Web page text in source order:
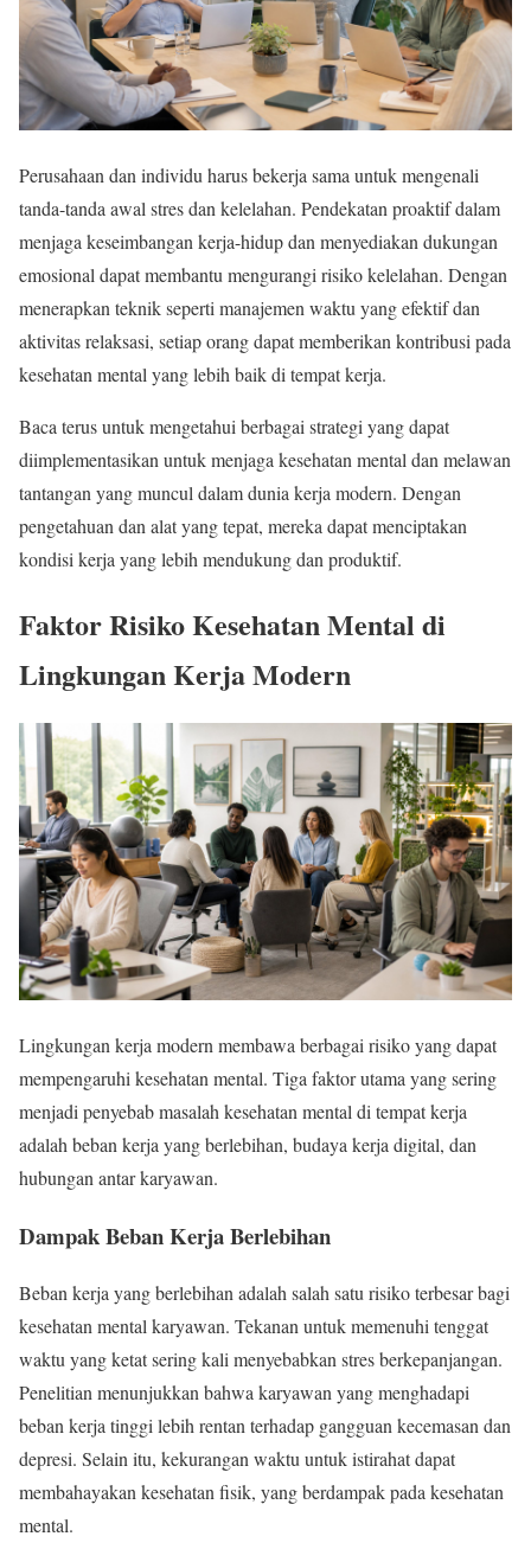
Perusahaan dan individu harus bekerja sama untuk mengenali
tanda-tanda awal stres dan kelelahan. Pendekatan proaktif dalam
menjaga keseimbangan kerja-hidup dan menyediakan dukungan
emosional dapat membantu mengurangi risiko kelelahan. Dengan
menerapkan teknik seperti manajemen waktu yang efektif dan
aktivitas relaksasi, setiap orang dapat memberikan kontribusi pada
kesehatan mental yang lebih baik di tempat kerja.
Baca terus untuk mengetahui berbagai strategi yang dapat
diimplementasikan untuk menjaga kesehatan mental dan melawan
tantangan yang muncul dalam dunia kerja modern. Dengan
pengetahuan dan alat yang tepat, mereka dapat menciptakan
kondisi kerja yang lebih mendukung dan produktif.
Faktor Risiko Kesehatan Mental di
Lingkungan Kerja Modern
Lingkungan kerja modern membawa berbagai risiko yang dapat
mempengaruhi kesehatan mental. Tiga faktor utama yang sering
menjadi penyebab masalah kesehatan mental di tempat kerja
adalah beban kerja yang berlebihan, budaya kerja digital, dan
hubungan antar karyawan.
Dampak Beban Kerja Berlebihan
Beban kerja yang berlebihan adalah salah satu risiko terbesar bagi
kesehatan mental karyawan. Tekanan untuk memenuhi tenggat
waktu yang ketat sering kali menyebabkan stres berkepanjangan.
Penelitian menunjukkan bahwa karyawan yang menghadapi
beban kerja tinggi lebih rentan terhadap gangguan kecemasan dan
depresi. Selain itu, kekurangan waktu untuk istirahat dapat
membahayakan kesehatan fisik, yang berdampak pada kesehatan
mental.